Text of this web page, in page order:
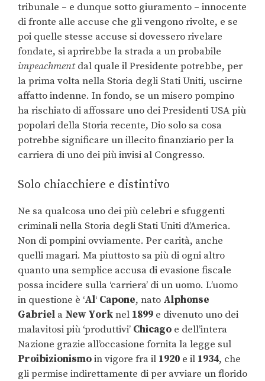
tribunale – e dunque sotto giuramento – innocente
di fronte alle accuse che gli vengono rivolte, e se
poi quelle stesse accuse si dovessero rivelare
fondate, si aprirebbe la strada a un probabile
impeachmentdal quale il Presidente potrebbe, per
la prima volta nella Storia degli Stati Uniti, uscirne
affatto indenne. In fondo, se un misero pompino
ha rischiato di affossare uno dei Presidenti USA più
popolari della Storia recente, Dio solo sa cosa
potrebbe significare un illecito finanziario per la
carriera di uno dei più invisi al Congresso.
Solo chiacchiere e distintivo
Ne sa qualcosa uno dei più celebri e sfuggenti
criminali nella Storia degli Stati Uniti d’America.
Non di pompini ovviamente. Per carità, anche
quelli magari. Ma piuttosto sa più di ogni altro
quanto una semplice accusa di evasione fiscale
possa incidere sulla ‘carriera’ di un uomo. L’uomo
in questione è ‘Al‘ Capone, nato Alphonse
Gabriel a New Yorknel 1899 e divenuto uno dei
malavitosi più ‘produttivi’ Chicago e dell’intera
Nazione grazie all’occasione fornita la legge sul
Proibizionismoin vigore fra il 1920 e il 1934, che
gli permise indirettamente di per avviare un florido